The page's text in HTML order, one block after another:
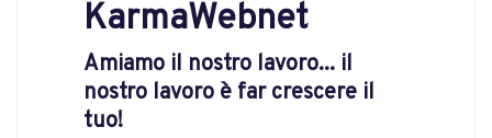
KarmaWebnet
Amiamo il nostro lavoro... il
nostro lavoro è far crescere il
tuo!